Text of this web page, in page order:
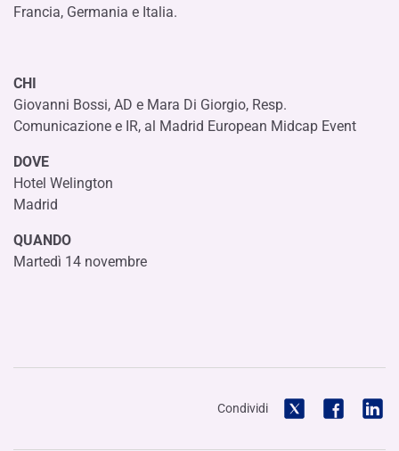
Francia, Germania e Italia.
CHI
Giovanni Bossi, AD e Mara Di Giorgio, Resp.
Comunicazione e IR, al Madrid European Midcap Event
DOVE
Hotel Welington
Madrid
QUANDO
Martedì 14 novembre
Condividi